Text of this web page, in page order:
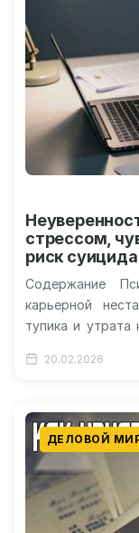
стрессом,
риск суицида
Содержание
карьерной
тупика и
намерениями
20.02.2026
ДЕЛОВОЙ